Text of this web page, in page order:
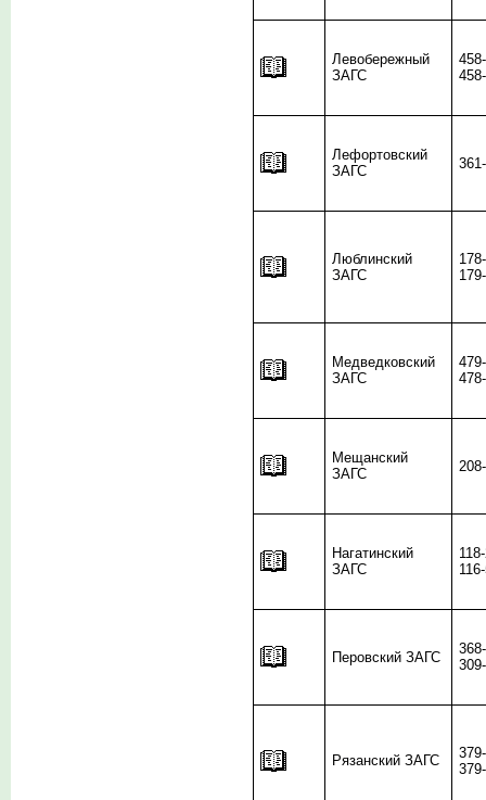
Левобережный
ЗАГС
Лефортовский
ЗАГС
Люблинский
ЗАГС
Медведковский
ЗАГС
Мещанский
ЗАГС
Нагатинский
ЗАГС
Перовский ЗАГС
Рязанский ЗАГС